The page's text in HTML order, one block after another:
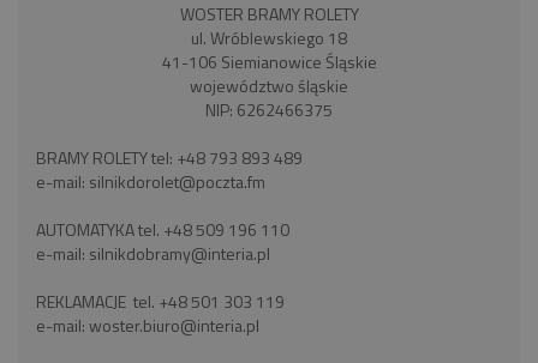
WOSTER BRAMY ROLETY
ul. Wróblewskiego 18
41-106 Siemianowice Śląskie
województwo śląskie
NIP: 6262466375
BRAMY ROLETY tel: +48 793 893 489
e-mail: silnikdorolet@poczta.fm
AUTOMATYKA tel. +48 509 196 110
e-mail: silnikdobramy@interia.pl
REKLAMACJE tel. +48 501 303 119
e-mail:woster.biuro@interia.pl